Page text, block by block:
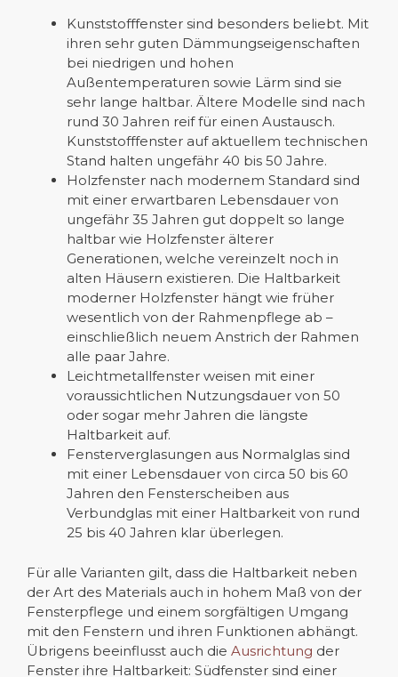
Kunststofffenster sind besonders beliebt. Mit
ihren sehr guten Dämmungseigenschaften
bei niedrigen und hohen
Außentemperaturen sowie Lärm sind sie
sehr lange haltbar. Ältere Modelle sind nach
rund 30 Jahren reif für einen Austausch.
Kunststofffenster auf aktuellem technischen
Stand halten ungefähr 40 bis 50 Jahre.
Holzfenster nach modernem Standard sind
mit einer erwartbaren Lebensdauer von
ungefähr 35 Jahren gut doppelt so lange
haltbar wie Holzfenster älterer
Generationen, welche vereinzelt noch in
alten Häusern existieren. Die Haltbarkeit
moderner Holzfenster hängt wie früher
wesentlich von der Rahmenpflege ab –
einschließlich neuem Anstrich der Rahmen
alle paar Jahre.
Leichtmetallfenster weisen mit einer
voraussichtlichen Nutzungsdauer von 50
oder sogar mehr Jahren die längste
Haltbarkeit auf.
Fensterverglasungen aus Normalglas sind
mit einer Lebensdauer von circa 50 bis 60
Jahren den Fensterscheiben aus
Verbundglas mit einer Haltbarkeit von rund
25 bis 40 Jahren klar überlegen.
Für alle Varianten gilt, dass die Haltbarkeit neben
der Art des Materials auch in hohem Maß von der
Fensterpflege und einem sorgfältigen Umgang
mit den Fenstern und ihren Funktionen abhängt.
Übrigens beeinflusst auch die Ausrichtung der
Fenster ihre Haltbarkeit: Südfenster sind einer